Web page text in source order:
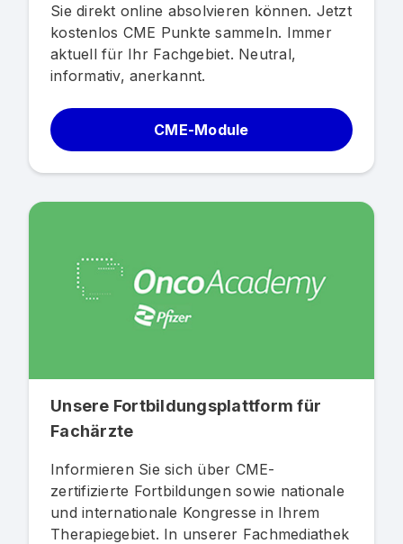
Sie direkt online absolvieren können. Jetzt
kostenlos CME Punkte sammeln. Immer
aktuell für Ihr Fachgebiet. Neutral,
informativ, anerkannt.
CME-Module
Unsere Fortbildungsplattform für
Fachärzte
Informieren Sie sich über CME-
zertifizierte Fortbildungen sowie nationale
und internationale Kongresse in Ihrem
Therapiegebiet. In unserer Fachmediathek